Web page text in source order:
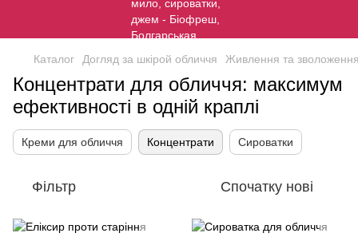
Каталог Догляд за шкірой обличчя Живлення та
Концентрати для обличчя: максимум
ефективності в одній краплі
Креми для обличчя Концентрати Сироватки
Фільтр Спочатку нові